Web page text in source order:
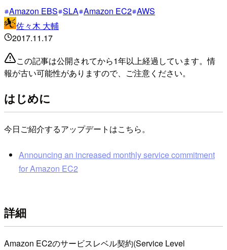
Amazon EBS SLA Amazon EC2 AWS
佐々木 大輔
2017.11.17
この記事は公開されてから1年以上経過しています。情
報が古い可能性がありますので、ご注意ください。
はじめに
今日ご紹介するアップデートはこちら。
Announcing an increased monthly service commitment
for Amazon EC2
詳細
Amazon EC2のサービスレベル契約(Service Level